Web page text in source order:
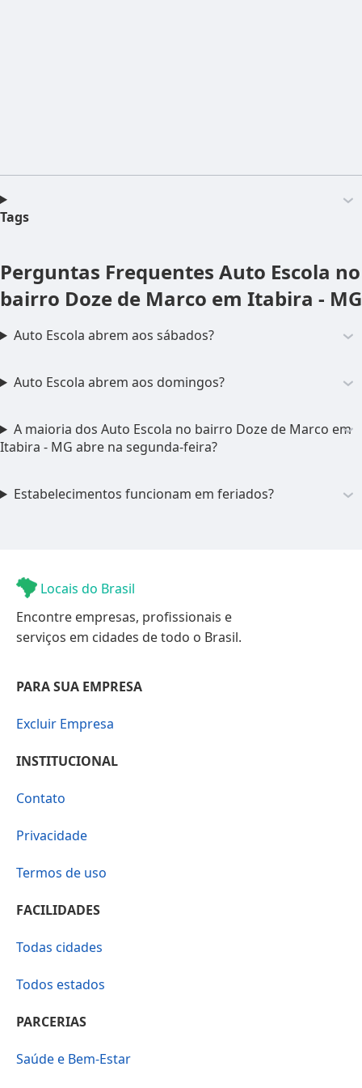
Tags
Perguntas Frequentes Auto Escola no
bairro Doze de Marco em Itabira - MG
Auto Escola abrem aos sábados?
Auto Escola abrem aos domingos?
A maioria dos Auto Escola no bairro Doze de Marco em
Itabira - MG abre na segunda-feira?
Estabelecimentos funcionam em feriados?
Locais do Brasil
Encontre empresas, profissionais e
serviços em cidades de todo o Brasil.
PARA SUA EMPRESA
Excluir Empresa
INSTITUCIONAL
Contato
Privacidade
Termos de uso
FACILIDADES
Todas cidades
Todos estados
PARCERIAS
Saúde e Bem-Estar